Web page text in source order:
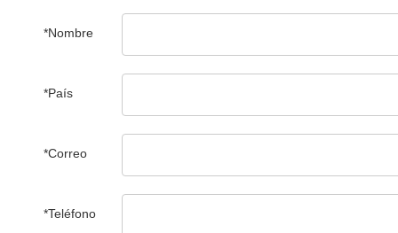
*Nombre
*País
*Correo
*Teléfono